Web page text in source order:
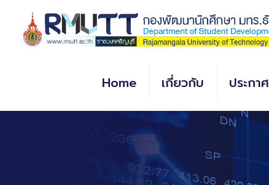
Content
Home เกี่ยวกับ ประกาศ